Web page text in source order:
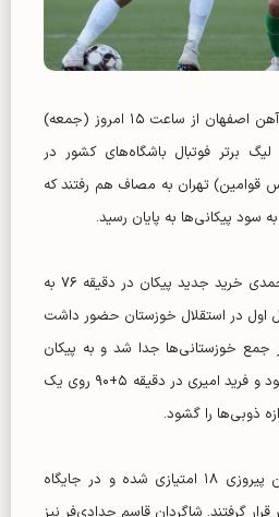
تیم‌های فوتبال پیکان و ذوب‌آهن اصفهان از ساعت ۱۵ امروز (جمعه)
برتر فوتبال باشگاه‌های کشور در
قوامین) تهران به مصاف هم رفتند که
گل اول این بازی را حجت احمدی خرید جدید پیکان در دقیقه ۷۶ به
اول در استقلال خوزستان حضور داشت
جمع خوزستانی‌ها جدا شد و به پیکان
پیوست. البته این پایان کار نبود و فرید امیری در دقیقه ۵+۹۰ روی یک
ذوبی‌ها را گشود.
شاگردان سعید دقیقی با این پیروزی ۱۸ امتیازی شده و در جایگاه